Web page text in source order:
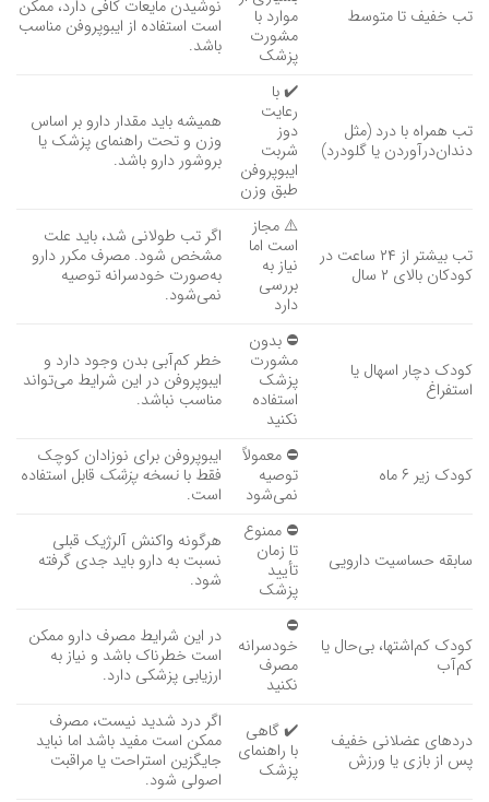
تب خفیف تا متوسط موارد با
مشورت
پزشک
نوشیدن مایعات کافی دارد، ممکن
است استفاده از ایبوپروفن مناسب
باشد.
تب همراه با درد (مثل
دندان‌درآوردن یا گلودرد)
✔️ با
رعایت
دوز
شربت
ایبوپروفن
طبق وزن
همیشه باید مقدار دارو بر اساس
وزن و تحت راهنمای پزشک یا
بروشور دارو باشد.
تب بیشتر از ۲۴ ساعت در
کودکان بالای ۲ سال
⚠️ مجاز
است اما
نیاز به
بررسی
دارد
اگر تب طولانی شد، باید علت
مشخص شود. مصرف مکرر دارو
به‌صورت خودسرانه توصیه
نمی‌شود.
کودک دچار اسهال یا
استفراغ
⛔ بدون
مشورت
پزشک
استفاده
نکنید
خطر کم‌آبی بدن وجود دارد و
ایبوپروفن در این شرایط می‌تواند
مناسب نباشد.
کودک زیر ۶ ماه
⛔ معمولاً
توصیه
نمی‌شود
ایبوپروفن برای نوزادان کوچک
فقط بانسخه پزشک قابل استفاده
است.
سابقه حساسیت دارویی
⛔ ممنوع
تا زمان
تأیید
پزشک
هرگونه واکنش آلرژیک قبلی
نسبت به دارو باید جدی گرفته
شود.
کودک کم‌اشتها، بی‌حال یا
کم‌آب
⛔
خودسرانه
مصرف
نکنید
در این شرایط مصرف دارو ممکن
است خطرناک باشد و نیاز به
ارزیابی پزشکی دارد.
دردهای عضلانی خفیف
پس از بازی یا ورزش
✔️ گاهی
با راهنمای
پزشک
اگر درد شدید نیست، مصرف
ممکن است مفید باشد اما نباید
جایگزین استراحت یا مراقبت
اصولی شود.